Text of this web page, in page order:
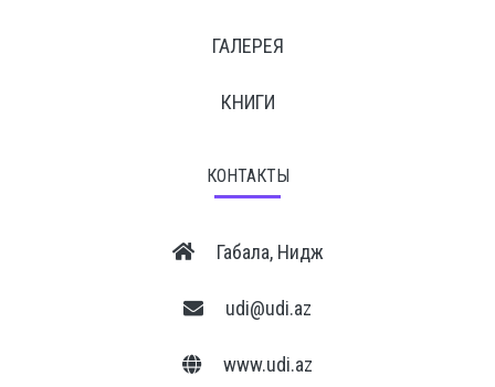
ГАЛЕРЕЯ
КНИГИ
КОНТАКТЫ
Габала, Нидж
udi@udi.az
www.udi.az